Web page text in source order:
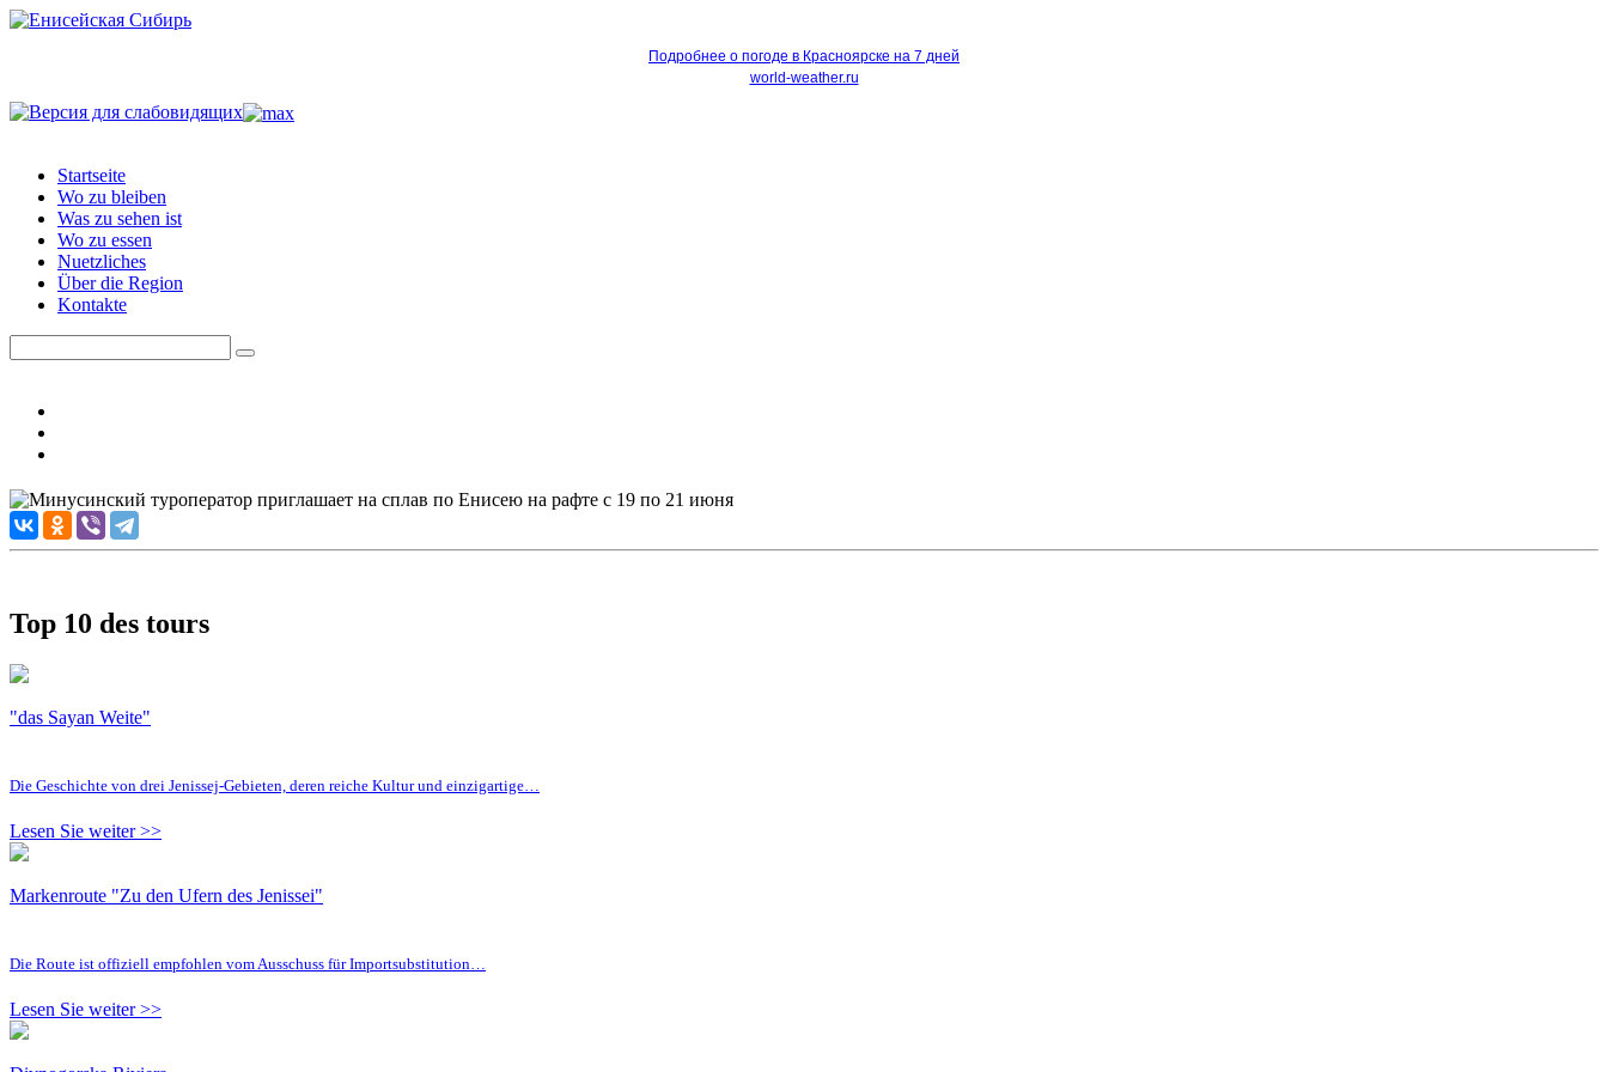
Подробнее о погоде в Красноярске на 7 дней
world-weather.ru
Startseite
Wo zu bleiben
Was zu sehen ist
Wo zu essen
Nuetzliches
Über die Region
Kontakte
Top 10 des tours
"das Sayan Weite"
Die Geschichte von drei Jenissej-Gebieten, deren reiche Kultur und einzigartige…
Lesen Sie weiter >>
Markenroute "Zu den Ufern des Jenissei"
Die Route ist offiziell empfohlen vom Ausschuss für Importsubstitution…
Lesen Sie weiter >>